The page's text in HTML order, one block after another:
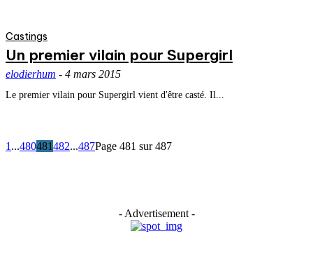
Castings
Un premier vilain pour Supergirl
elodierhum - 4 mars 2015
Le premier vilain pour Supergirl vient d'être casté. Il...
1 ...480481482...487Page 481 sur 487
- Advertisement -